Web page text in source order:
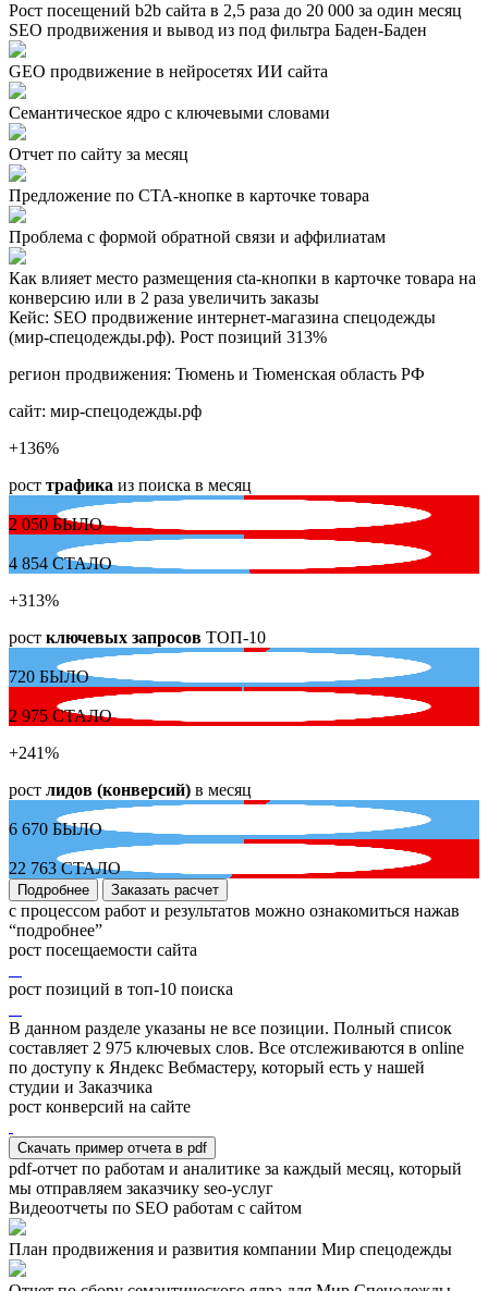
Рост посещений b2b сайта в 2,5 раза до 20 000 за один месяц
SEO продвижения и вывод из под фильтра Баден-Баден
GEO продвижение в нейросетях ИИ сайта
Семантическое ядро с ключевыми словами
Отчет по сайту за месяц
Предложение по СТА-кнопке в карточке товара
Проблема с формой обратной связи и аффилиатам
Как влияет место размещения cta-кнопки в карточке товара на
конверсию или в 2 раза увеличить заказы
Кейс: SEO продвижение интернет-магазина спецодежды
(мир-спецодежды.рф). Рост позиций 313%
регион продвижения: Тюмень и Тюменская область РФ
сайт: мир-спецодежды.рф
+136%
рост трафика из поиска в месяц
2 050 БЫЛО
4 854 СТАЛО
+313%
рост ключевых запросов ТОП-10
720 БЫЛО
2 975 СТАЛО
+241%
рост лидов (конверсий) в месяц
6 670 БЫЛО
22 763СТАЛО
Подробнее Заказать расчет
с процессом работ и результатов можно ознакомиться нажав
“подробнее”
рост посещаемости сайта
рост позиций в топ-10 поиска
В данном разделе указаны не все позиции. Полный список
составляет 2 975 ключевых слов. Все отслеживаются в online
по доступу к Яндекс Вебмастеру, который есть у нашей
студии и Заказчика
рост конверсий на сайте
Скачать пример отчета в pdf
pdf-отчет по работам и аналитике за каждый месяц, который
мы отправляем заказчику seo-услуг
Видеоотчеты по SEO работам с сайтом
План продвижения и развития компании Мир спецодежды